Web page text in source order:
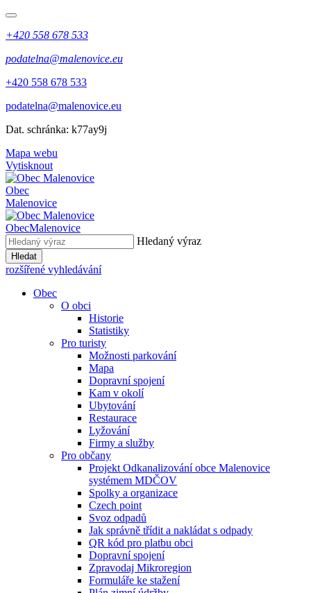
+420 558 678 533
podatelna@malenovice.eu
+420 558 678 533
podatelna@malenovice.eu
Dat. schránka: k77ay9j
Mapa webu
Vytisknout
Obec
Malenovice
ObecMalenovice
Hledaný výraz
Hledat
rozšířené vyhledávání
Obec
O obci
Historie
Statistiky
Pro turisty
Možnosti parkování
Mapa
Dopravní spojení
Kam v okolí
Ubytování
Restaurace
Lyžování
Firmy a služby
Pro občany
Projekt Odkanalizování obce Malenovice
systémem MDČOV
Spolky a organizace
Czech point
Svoz odpadů
Jak správně třídit a nakládat s odpady
QR kód pro platbu obci
Dopravní spojení
Zpravodaj Mikroregion
Formuláře ke stažení